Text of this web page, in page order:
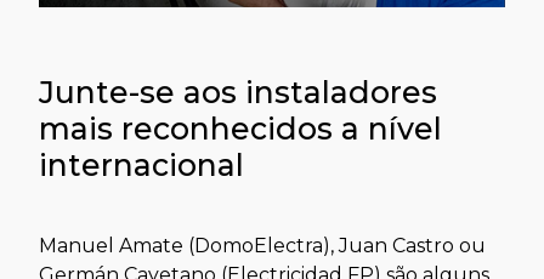
Junte-se aos instaladores
mais reconhecidos a nível
internacional
Manuel Amate (DomoElectra), Juan Castro ou
Germán Cayetano (Electricidad FP) são alguns